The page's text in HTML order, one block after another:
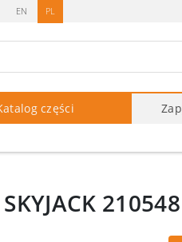
EN PL
części
SKYJACK